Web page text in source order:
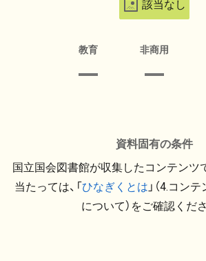
該当なし
教育 非商用
資料固有の条件
国立国会図書館が収集したコンテンツ
当たっては、「ひなぎくとは 」（4.コン
について）をご確認くださ